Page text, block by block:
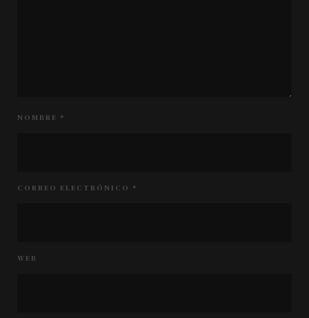
NOMBRE *
CORREO ELECTRÓNICO *
WEB